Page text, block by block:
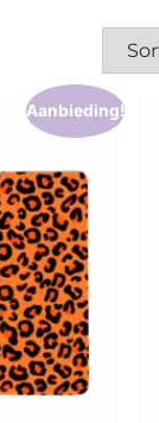
Aanbieding!